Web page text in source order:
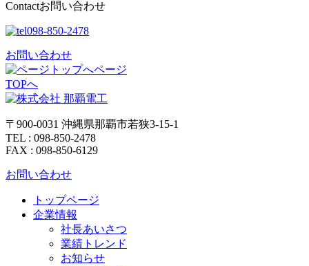
Contactお問い合わせ
098-850-2478
お問い合わせ
ページ
TOPへ
〒900-0031 沖縄県那覇市若狭3-15-1
TEL : 098-850-2478
FAX : 098-850-6129
お問い合わせ
トップページ
企業情報
社長あいさつ
業績トレンド
お知らせ